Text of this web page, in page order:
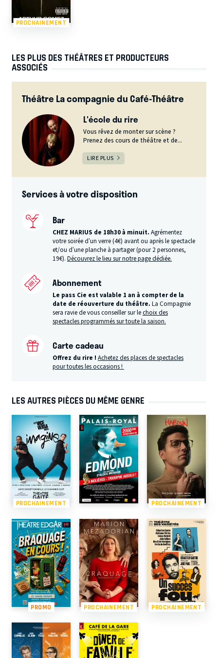
PROCHAINEMENT
LES PLUS DES THÉÂTRES ET PRODUCTEURS
ASSOCIÉS
Théâtre La compagnie du Café-Théâtre
L'école du rire
Vous rêvez de monter sur scène ?
Prenez des cours de théâtre et de...
LIRE PLUS
Services à votre disposition
Bar
CHEZ MARIUS de 18h30 à minuit.Agrémentez
votre soirée d’un verre (4€) avant ou après le spectacle
et/ou d’une planche à partager (pour 2 personnes,
19€).Découvrez le lieu sur notre page dédiée.
Abonnement
Le pass Cie est valable 1 an à compter de la
date de réouverture du théâtre.La Compagnie
sera ravie de vous conseiller sur lechoix des
spectacles programmés sur toute la saison.
Carte cadeau
Offrez du rire ! Achetez des places de spectacles
pour toutes les occasions !
LES AUTRES PIÈCES DU MÊME GENRE
PROCHAINEMENT PROCHAINEMENT
PROMO PROCHAINEMENT PROCHAINEMENT